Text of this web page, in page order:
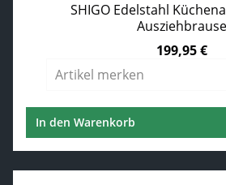
SHIGO Edelstahl
Ausziehbrause
199,95 €
Artikel merken
In den Warenkorb